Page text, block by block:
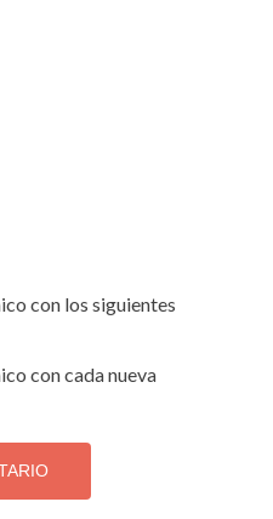
con los siguientes
con cada nueva